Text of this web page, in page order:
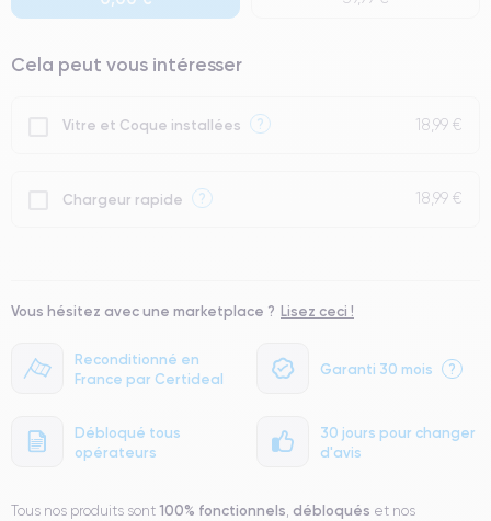
Reconditionné en
France par Certideal
Garanti 30 mois ?
Débloqué tous
opérateurs
30 jours pour changer
d'avis
Cela peut vous intéresser
Vitre et Coque installées ? 18,99 €
Chargeur rapide ? 18,99 €
Vous hésitez avec une marketplace ? Lisez ceci !
Tous nos produits sont 100% fonctionnels, débloqués et nos